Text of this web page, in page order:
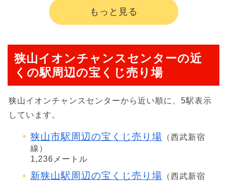
もっと見る
狭山イオンチャンスセンターの近
くの駅周辺の宝くじ売り場
狭山イオンチャンスセンターから近い順に、5駅表示
しています。
狭山市駅周辺の宝くじ売り場 （西武新宿
線）
1,236メートル
新狭山駅周辺の宝くじ売り場 （西武新宿